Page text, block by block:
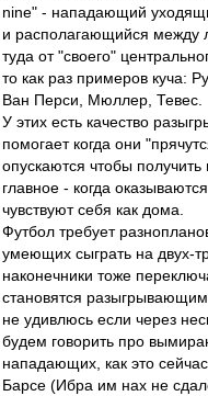
nine" - нападающий
и располагающийся между
туда от "своего"
то как раз примеров куча:
Ван Перси, Мюллер, Тевес.
У этих есть качество
помогает когда они
опускаются чтобы
главное - когда
чувствуют себя как дома.
Футбол требует
умеющих сыграть на двух-
наконечники тоже
становятся
не удивлюсь если через
будем говорить про
нападающих, как это
Барсе (Ибра им нах не